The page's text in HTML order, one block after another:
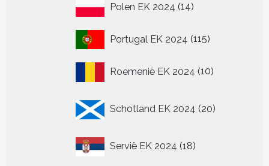
Polen EK 2024 1414
Portugal EK 2024 115115
Roemenië EK 2024 1010
Schotland EK 2024 20
producten
Servië EK 2024 1818